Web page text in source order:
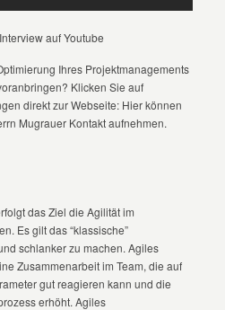
auf Youtube
Ihres Projektmanagements
Klicken Sie auf
direkt zur Webseite: Hier können
Mugrauer Kontakt aufnehmen.
das Ziel die Agilität im
Es gilt das “klassische”
schlanker zu machen. Agiles
Zusammenarbeit im Team, die auf
gut reagieren kann und die
erhöht. Agiles